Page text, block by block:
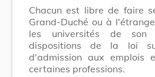
Chacun est libre de faire
Grand-Duché ou à
les universités de son
dispositions de la loi
d'admission aux emplois
certaines professions.